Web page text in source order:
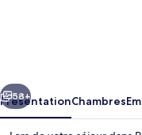
Suivant
58+
PrésentationChambres